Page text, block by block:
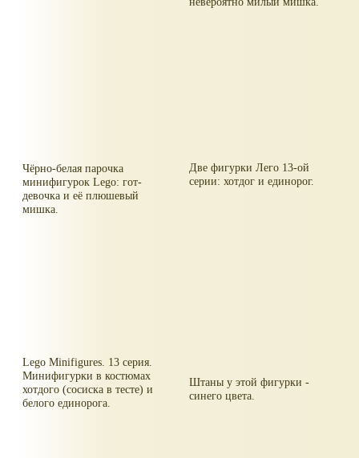
Чёрно-белая парочка
минифигурок Lego: гот-
девочка и её плюшевый
мишка.
Две фигурки Лего 13-ой
серии: хотдог и единорог.
Lego Minifigures. 13 серия.
Минифигурки в костюмах
хотдого (сосиска в тесте) и
белого единорога.
Штаны у этой фигурки -
синего цвета.